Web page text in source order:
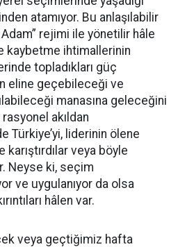
atamıyor. Bu anlaşılabilir
rejimi ile yönetilir hâle
kaybetme ihtimallerinin
topladıkları güç
eline geçebileceği ve
manasına geleceğini
akıldan
Türkiye’yi, liderinin ölene
veya böyle
Neyse ki, seçim
ve uygulanıyor da olsa
hâlen var.
veya geçtiğimiz hafta